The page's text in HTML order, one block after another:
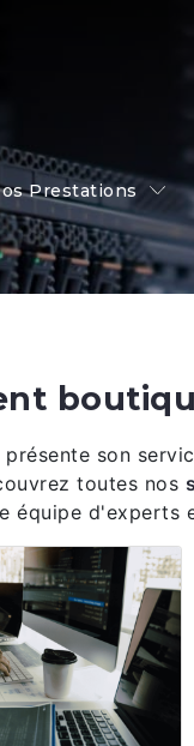
Prestations
présente son
toutes nos
équipe d'experts